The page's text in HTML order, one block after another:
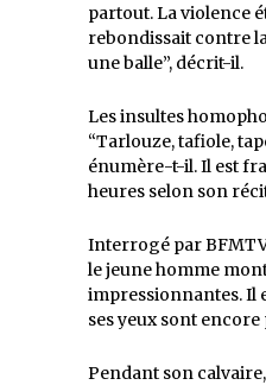
partout. La violence
rebondissait contre
une balle”, décrit-il.
Les insultes
“Tarlouze, tafiole,
énumère-t-il. Il est
heures selon son
Interrogé par
le jeune homme
impressionnantes. Il
ses yeux sont
Pendant son